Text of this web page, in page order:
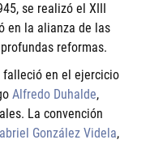
se realizó el XIII
en la alianza de las
reformas.
falleció en el ejercicio
Alfredo Duhalde,
La convención
González Videla,